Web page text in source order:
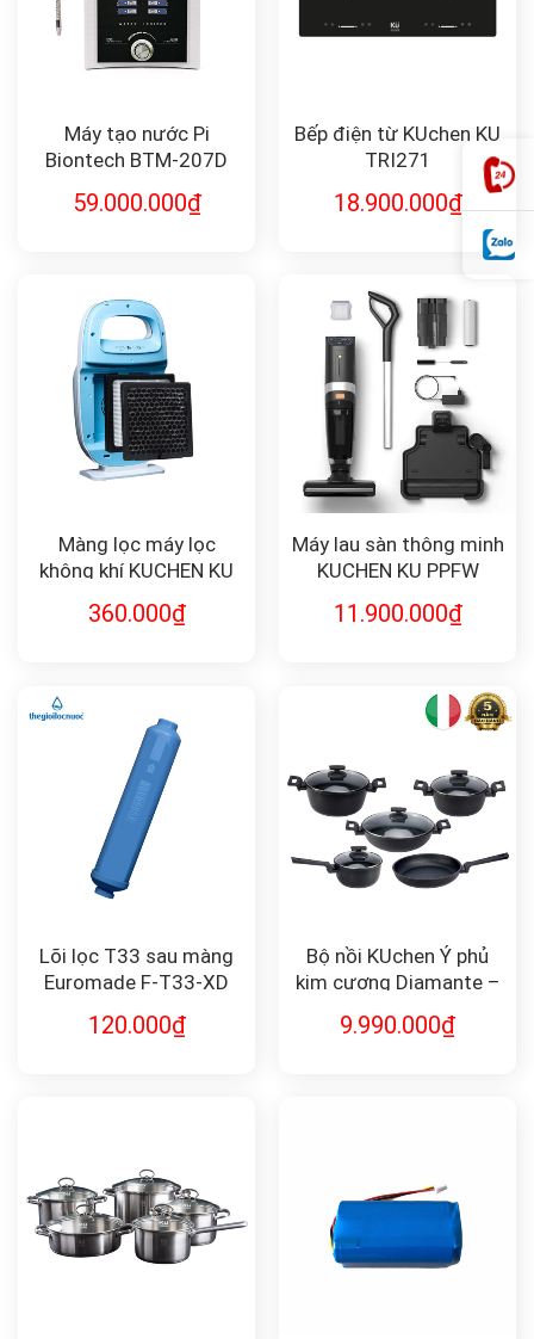
Máy tạo nước Pi
Biontech BTM-207D
59.000.000₫
Bếp điện từ KUchen KU
TRI271
18.900.000₫
Màng lọc máy lọc
không khí KUCHEN KU
360.000₫
Máy lau sàn thông minh
KUCHEN KU PPFW
11.900.000₫
Lõi lọc T33 sau màng
Euromade F-T33-XD
120.000₫
Bộ nồi KUchen Ý phủ
kim cương Diamante –
9.990.000₫